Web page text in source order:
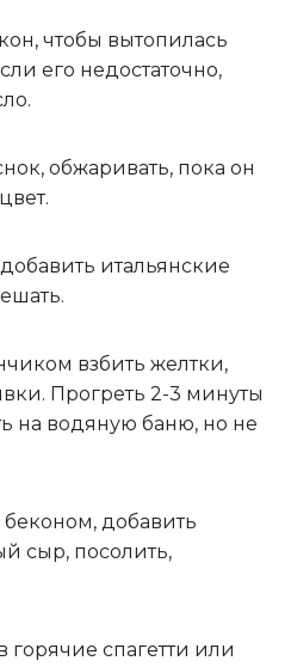
чтобы вытопилась
его недостаточно,
обжаривать, пока он
итальянские
взбить желтки,
Прогреть 2-3 минуты
на водяную баню, но не
добавить
сыр, посолить,
горячие спагетти или